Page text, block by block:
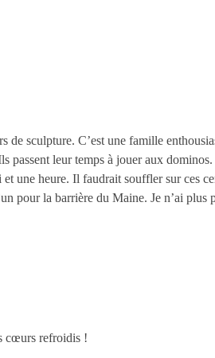
sculpture. C’est une famille
passent leur temps à jouer aux
une heure. Il faudrait souffler sur ces
pour la barrière du Maine. Je n’ai plus
cœurs refroidis !